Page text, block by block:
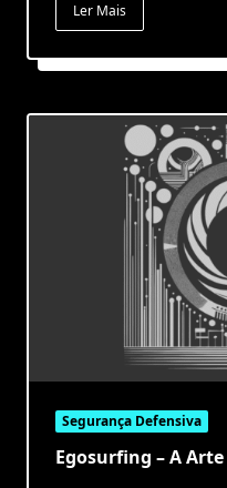
Ler Mais
Segurança Defensiva
Egosurfing – A